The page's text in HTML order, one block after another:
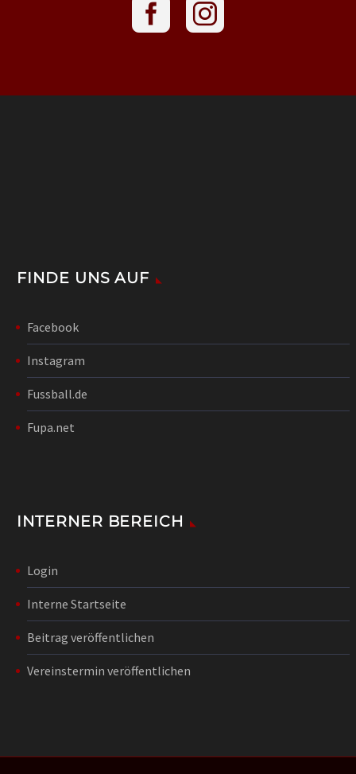
FINDE UNS AUF
Facebook
Instagram
Fussball.de
Fupa.net
INTERNER BEREICH
Login
Interne Startseite
Beitrag veröffentlichen
Vereinstermin veröffentlichen